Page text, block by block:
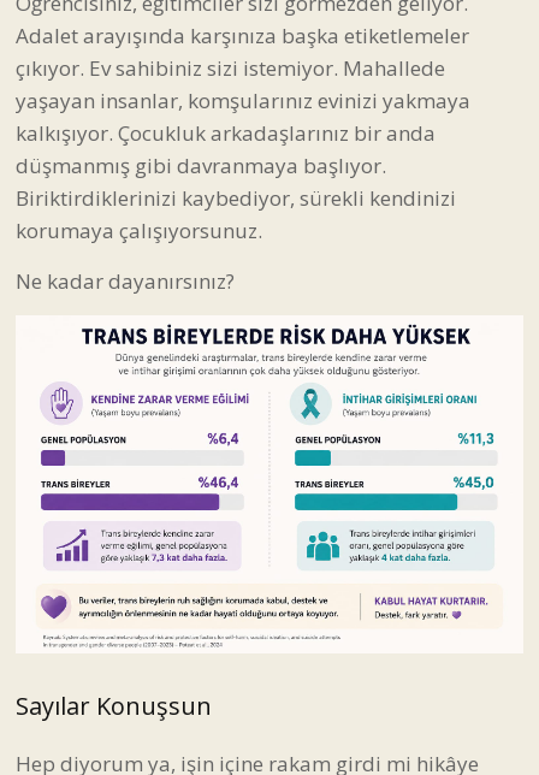
Adalet arayışında karşınıza başka etiketlemeler
çıkıyor. Ev sahibiniz sizi istemiyor. Mahallede
yaşayan insanlar, komşularınız evinizi yakmaya
kalkışıyor. Çocukluk arkadaşlarınız bir anda
düşmanmış gibi davranmaya başlıyor.
Biriktirdiklerinizi kaybediyor, sürekli kendinizi
korumaya çalışıyorsunuz.
Ne kadar dayanırsınız?
Sayılar Konuşsun
Hep diyorum ya, işin içine rakam girdi mi hikâye